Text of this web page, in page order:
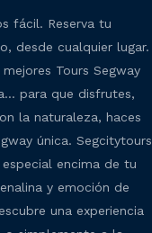
fácil. Reserva tu
desde cualquier lugar.
Tours Segway
para que disfrutes,
la naturaleza, haces
única. Segcitytours
encima de tu
y emoción de
una experiencia